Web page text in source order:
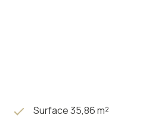
Surface 35,86 m²